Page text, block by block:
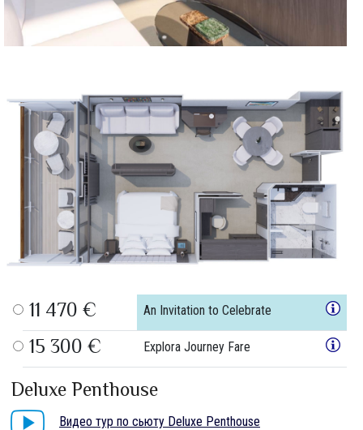
11 470 € An Invitation to Celebrate
15 300 € Explora Journey Fare
Deluxe Penthouse
Видео тур по сьюту Deluxe Penthouse